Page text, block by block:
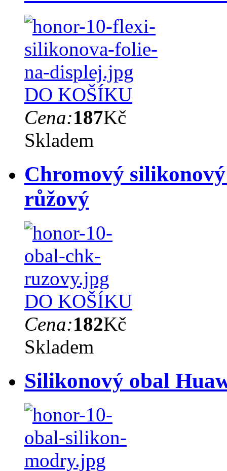
DO KOŠÍKU
Cena:187Kč
Skladem
Chromový
růžový
DO KOŠÍKU
Cena:182Kč
Skladem
Silikonový obal